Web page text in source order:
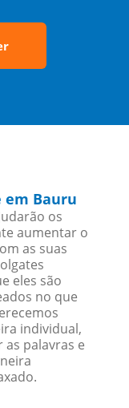
em Bauru
os
aumentar o
as suas
eles são
no que
individual,
palavras e